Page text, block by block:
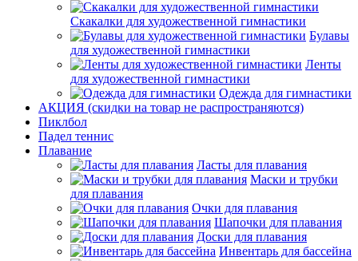
Скакалки для художественной гимнастики
Булавы
для художественной гимнастики
Ленты
для художественной гимнастики
Одежда для гимнастики
АКЦИЯ (скидки на товар не распространяются)
Пиклбол
Падел теннис
Плавание
Ласты для плавания
Маски и трубки
для плавания
Очки для плавания
Шапочки для плавания
Доски для плавания
Инвентарь для бассейна